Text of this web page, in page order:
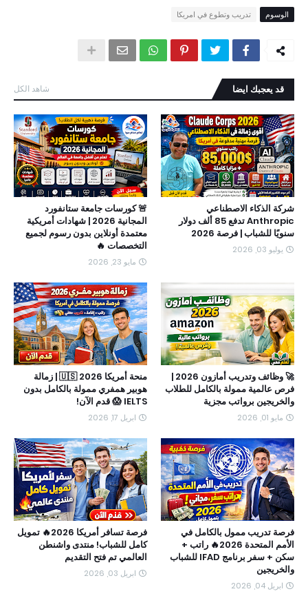
الوسوم تدريب وتطوع في امريكا
قد يعجبك ايضا شاهد الكل
شركة الذكاء الاصطناعي
Anthropic تدفع 85 ألف دولار
سنويًا للشباب | فرصة 2026
يوليو 03, 2026
🚨 كورسات جامعة ستانفورد
المجانية 2026 | شهادات أمريكية
معتمدة أونلاين بدون رسوم لجميع
التخصصات 🔥
مايو 23, 2026
🚀 وظائف وتدريب أمازون 2026 |
فرص عالمية ممولة بالكامل للطلاب
والخريجين برواتب مجزية
مايو 01, 2026
منحة أمريكا 2026 🇺🇸 | زمالة
هوبير همفري ممولة بالكامل بدون
IELTS 😱 قدم الآن!
ابريل 17, 2026
فرصة تدريب ممول بالكامل في
الأمم المتحدة 2026🔥 راتب +
سكن + سفر برنامج IFAD للشباب
والخريجين
ابريل 04, 2026
فرصة تسافر أمريكا 2026🔥 تمويل
كامل للشباب! منتدى واشنطن
العالمي تم فتح التقديم
ابريل 03, 2026